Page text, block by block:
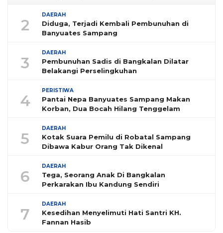
2
DAERAH
Diduga, Terjadi Kembali Pembunuhan di
Banyuates Sampang
3
DAERAH
Pembunuhan Sadis di Bangkalan Dilatar
Belakangi Perselingkuhan
4
PERISTIWA
Pantai Nepa Banyuates Sampang Makan
Korban, Dua Bocah Hilang Tenggelam
5
DAERAH
Kotak Suara Pemilu di Robatal Sampang
Dibawa Kabur Orang Tak Dikenal
6
DAERAH
Tega, Seorang Anak Di Bangkalan
Perkarakan Ibu Kandung Sendiri
7
DAERAH
Kesedihan Menyelimuti Hati Santri KH.
Fannan Hasib